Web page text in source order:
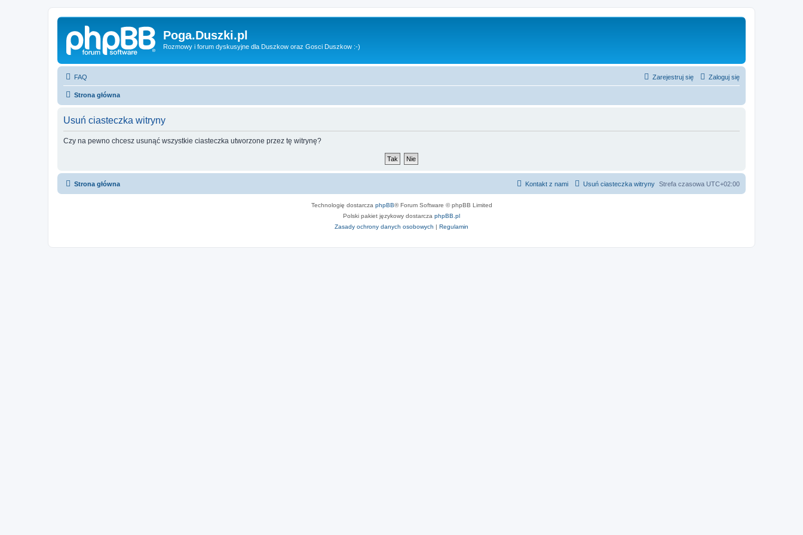
Poga.Duszki.pl
Rozmowy i forum dyskusyjne dla Duszkow oraz Gosci Duszkow :-)
FAQ Zaloguj się
Zarejestruj się
Strona główna
Usuń ciasteczka witryny
Czy na pewno chcesz usunąć wszystkie ciasteczka utworzone przez tę witrynę?
Strona główna Strefa czasowa UTC+02:00
Usuń ciasteczka witryny
Kontakt z nami
Technologię dostarcza phpBB® Forum Software © phpBB Limited
Polski pakiet językowy dostarcza phpBB.pl
Zasady ochrony danych osobowych | Regulamin